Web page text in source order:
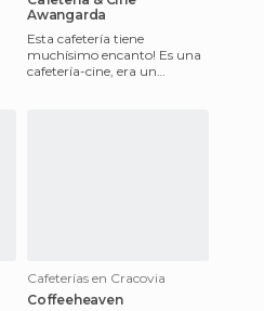
Awangarda
Esta cafetería tiene
muchísimo encanto! Es una
cafetería-cine, era un
Cafeterías en Cracovia
Coffeeheaven